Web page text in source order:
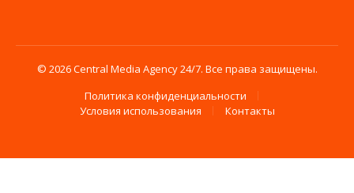
© 2026 Central Media Agency 24/7. Все права защищены.
Политика конфиденциальности
Условия использования
Контакты